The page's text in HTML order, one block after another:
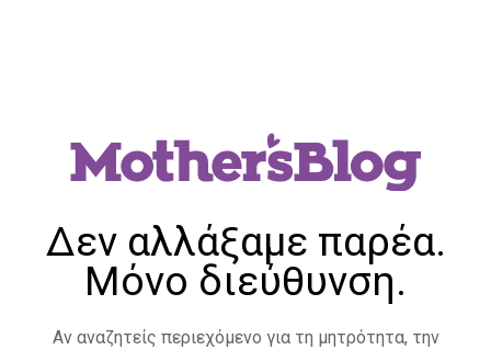
Δεν αλλάξαμε παρέα.
Μόνο διεύθυνση.
Αν αναζητείς περιεχόμενο για τη μητρότητα, την